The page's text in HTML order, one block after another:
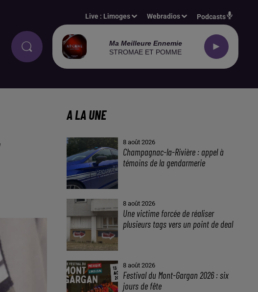
Live : Limoges Webradios Podcasts
Ma Meilleure Ennemie
STROMAE ET POMME
A LA UNE
8 août 2026
Champagnac-la-Rivière : appel à
témoins de la gendarmerie
8 août 2026
Une victime forcée de réaliser
plusieurs tags vers un point de deal
8 août 2026
Festival du Mont-Gargan 2026 : six
jours de fête